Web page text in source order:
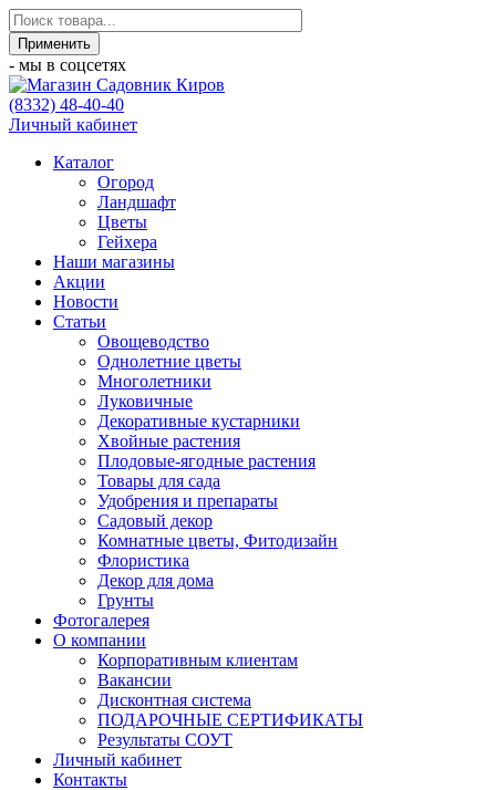
- мы в соцсетях
(8332) 48-40-40
Личный кабинет
Каталог
Огород
Ландшафт
Цветы
Гейхера
Наши магазины
Акции
Новости
Статьи
Овощеводство
Однолетние цветы
Многолетники
Луковичные
Декоративные кустарники
Хвойные растения
Плодовые-ягодные растения
Товары для сада
Удобрения и препараты
Садовый декор
Комнатные цветы, Фитодизайн
Флористика
Декор для дома
Грунты
Фотогалерея
О компании
Корпоративным клиентам
Вакансии
Дисконтная система
ПОДАРОЧНЫЕ СЕРТИФИКАТЫ
Результаты СОУТ
Личный кабинет
Контакты